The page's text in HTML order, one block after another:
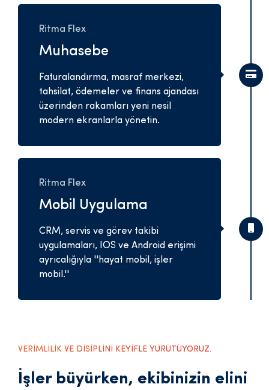
Ritma Flex
Muhasebe
Faturalandırma, masraf merkezi,
tahsilat, ödemeler ve finans ajandası
üzerinden rakamları yeni nesil
modern ekranlarla yönetin.
Ritma Flex
Mobil Uygulama
CRM, servis ve görev takibi
uygulamaları, IOS ve Android erişimi
ayrıcalığıyla ''hayat mobil, işler
mobil.''
VERİMLİLİK VE DİSİPLİNİ KEYİFLE YÜRÜTÜYORUZ.
İşler büyürken, ekibinizin elini